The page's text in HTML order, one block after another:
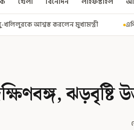
এগিয়ে গেল আরও একধাপ, সপ্তম পে
ঝড়বৃষ্টি